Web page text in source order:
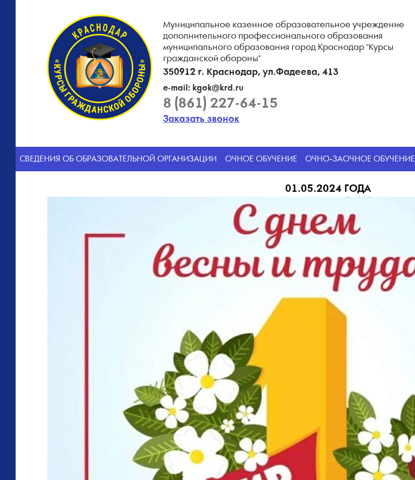
Муниципальное казенное образовательное учреждение
дополнительного профессионального образования
муниципального образования город Краснодар "Курсы
гражданской обороны"
350912 г. Краснодар, ул.Фадеева, 413
e-mail: kgok@krd.ru
8 (861) 227-64-15
Заказать звонок
CВЕДЕНИЯ ОБ ОБРАЗОВАТЕЛЬНОЙ ОРГАНИЗАЦИИ ОЧНОЕ ОБУЧЕНИЕ ОЧНО-ЗАОЧНОЕ ОБУЧЕНИЕ
01.05.2024 ГОДА